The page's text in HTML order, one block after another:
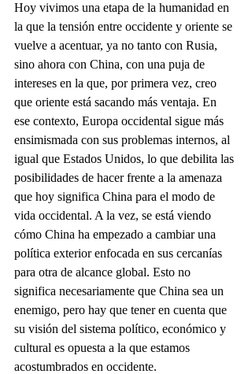
Hoy vivimos una etapa de la humanidad en
la que la tensión entre occidente y oriente se
vuelve a acentuar, ya no tanto con Rusia,
sino ahora con China, con una puja de
intereses en la que, por primera vez, creo
que oriente está sacando más ventaja. En
ese contexto, Europa occidental sigue más
ensimismada con sus problemas internos, al
igual que Estados Unidos, lo que debilita las
posibilidades de hacer frente a la amenaza
que hoy significa China para el modo de
vida occidental. A la vez, se está viendo
cómo China ha empezado a cambiar una
política exterior enfocada en sus cercanías
para otra de alcance global. Esto no
significa necesariamente que China sea un
enemigo, pero hay que tener en cuenta que
su visión del sistema político, económico y
cultural es opuesta a la que estamos
acostumbrados en occidente.